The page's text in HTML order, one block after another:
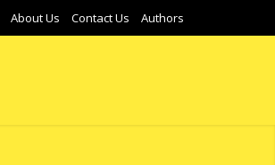
About Us Contact Us Authors